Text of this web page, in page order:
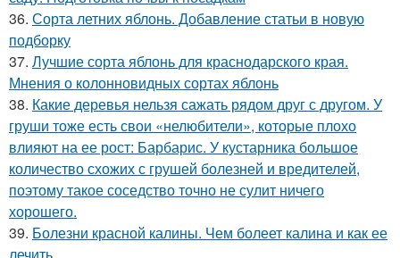
36. Сорта летних яблонь. Добавление статьи в новую
подборку
37. Лучшие сорта яблонь для краснодарского края.
Мнения о колонновидных сортах яблонь
38. Какие деревья нельзя сажать рядом друг с другом. У
груши тоже есть свои «нелюбители», которые плохо
влияют на ее рост: Барбарис. У кустарника большое
количество схожих с грушей болезней и вредителей,
поэтому такое соседство точно не сулит ничего
хорошего.
39. Болезни красной калины. Чем болеет калина и как ее